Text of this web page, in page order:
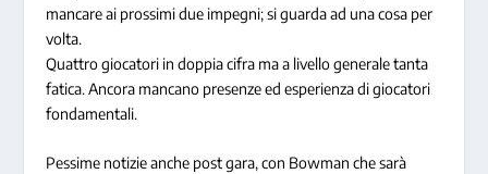
mancare ai prossimi due impegni; si guarda ad una cosa per
volta.
Quattro giocatori in doppia cifra ma a livello generale tanta
fatica. Ancora mancano presenze ed esperienza di giocatori
fondamentali.
Pessime notizie anche post gara, con Bowman che sarà